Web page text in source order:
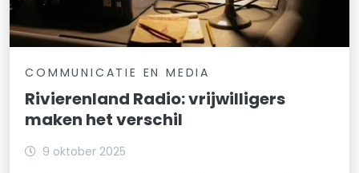
COMMUNICATIE EN MEDIA
Rivierenland Radio: vrijwilligers
maken het verschil
9 oktober 2025